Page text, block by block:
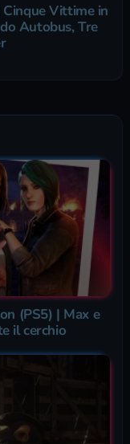
Vittime in
Autobus, Tre
(PS5) | Max e
il cerchio